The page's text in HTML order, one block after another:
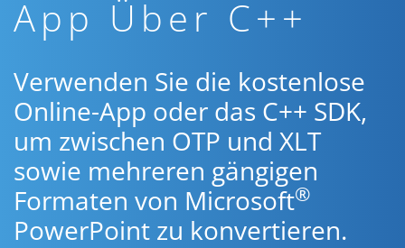
App Über C++
Verwenden Sie die kostenlose
Online-App oder das C++ SDK,
um zwischen OTP und XLT
sowie mehreren gängigen
Formaten von Microsoft®
PowerPoint zu konvertieren.